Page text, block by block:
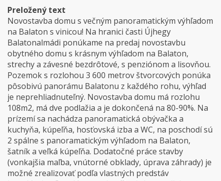
Preložený text
Novostavba domu s večným panoramatickým výhľadom
na Balaton s vinicou! Na hranici časti Újhegy
Balatonalmádi ponúkame na predaj novostavbu
obytného domu s krásnym výhľadom na Balaton,
strechy a závesné bezdrôtové, s penziónom a lisovňou.
Pozemok s rozlohou 3 600 metrov štvorcových ponúka
pôsobivú panorámu Balatonu z každého rohu, výhľad
je neprehliadnuteľný. Novostavba domu má rozlohu
108m2, má dve podlažia a je dokončená na 80-90%. Na
prízemí sa nachádza panoramatická obývačka a
kuchyňa, kúpeľňa, hosťovská izba a WC, na poschodí sú
2 spálne s panoramatickým výhľadom na Balaton,
šatník a veľká kúpeľňa. Dodatočné práce stavby
(vonkajšia maľba, vnútorné obklady, úprava záhrady) je
možné zrealizovať podľa vlastných predstáv